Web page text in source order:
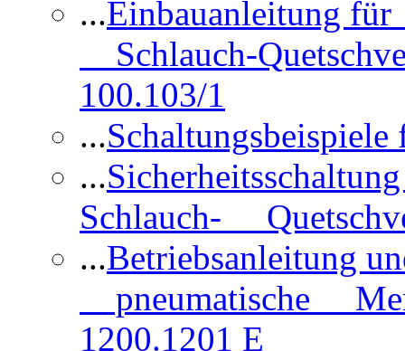
...Einbauanleitung
Schlauch-
100.103/1
...
...
Schlauch-
...Betriebsanleitung
pneumatische
1200.1201 E